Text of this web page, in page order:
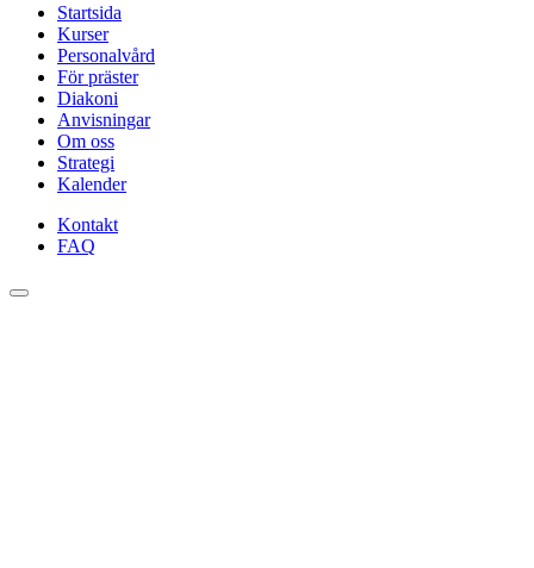
Startsida
Kurser
Personalvård
För präster
Diakoni
Anvisningar
Om oss
Strategi
Kalender
Kontakt
FAQ